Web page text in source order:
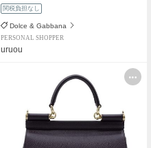
関税負担なし
Dolce & Gabbana
PERSONAL SHOPPER
uruou